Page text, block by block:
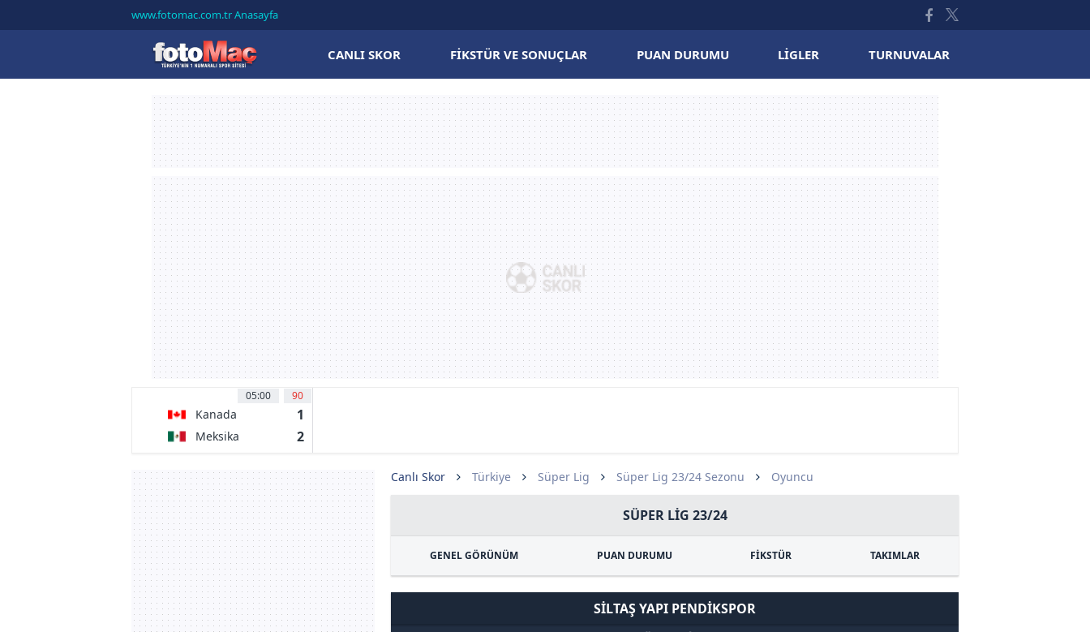
www.fotomac.com.tr Anasayfa
CANLI SKOR FIKSTÜR VE SONUÇLAR PUAN DURUMU LIGLER TURNUVALAR
05:00 90
Kanada 1
Meksika 2
Canlı Skor Türkiye Süper Lig Süper Lig 23/24 Sezonu Oyuncu
SÜPER LIG 23/24
GENEL GÖRÜNÜM PUAN DURUMU FİKSTÜR TAKIMLAR
SILTAŞ YAPI PENDIKSPOR